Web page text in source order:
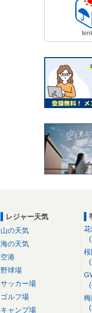
レジャー天気
山の天気
海の天気
空港
野球場
サッカー場
ゴルフ場
キャンプ場